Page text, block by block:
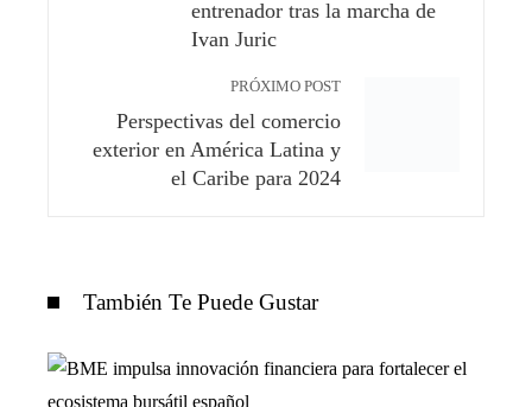
entrenador tras la marcha de
Ivan Juric
PRÓXIMO POST
Perspectivas del comercio
exterior en América Latina y
el Caribe para 2024
También Te Puede Gustar